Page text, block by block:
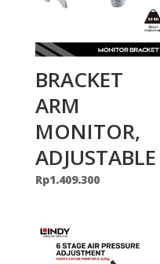
BRACKET
ARM
MONITOR,
ADJUSTABLE
Rp1.409.300